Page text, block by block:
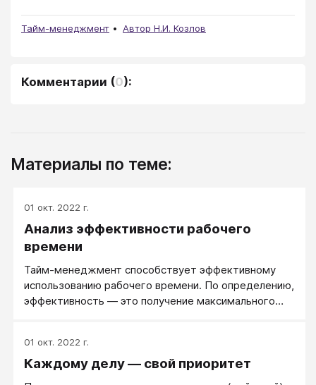
Тайм-менеджмент Автор Н.И. Козлов
Комментарии (0):
Материалы по теме:
01 окт. 2022 г.
Анализ эффективности рабочего
времени
Тайм-менеджмент способствует эффективному
использованию рабочего времени. По определению,
эффективность — это получение максимального
зависит от того, какая конкретная задача
поставлена руководством. Кроме того, тут всегда
01 окт. 2022 г.
Каждому делу — свой приоритет